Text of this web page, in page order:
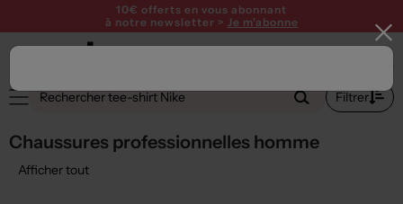
10€ offerts en vous abonnant
à notre newsletter > Je m'abonne
Filtrer
Chaussures professionnelles homme
Afficher tout